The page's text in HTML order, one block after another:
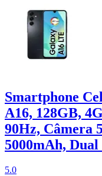
Smartphone
A16, 128GB,
90Hz, Câmera
5000mAh,
5.0